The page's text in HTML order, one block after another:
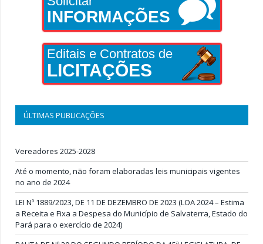
INFORMAÇÕES
Editais e Contratos de
LICITAÇÕES
ÚLTIMAS PUBLICAÇÕES
Vereadores 2025-2028
Até o momento, não foram elaboradas leis municipais vigentes
no ano de 2024
LEI Nº 1889/2023, DE 11 DE DEZEMBRO DE 2023 (LOA 2024 – Estima
a Receita e Fixa a Despesa do Município de Salvaterra, Estado do
Pará para o exercício de 2024)